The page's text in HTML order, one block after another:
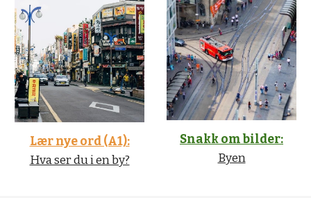
Lær nye ord (A1):
Hva ser du i en by?
Snakk om bilder:
Byen